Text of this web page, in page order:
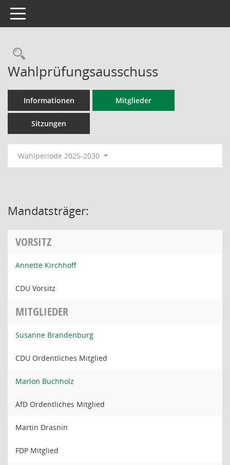
Toggle navigation
Rechercheauswahl
Wahlprüfungsausschuss
Informationen Mitglieder
Sitzungen
Wahlperiode 2025-2030
Mandatsträger:
VORSITZ
Annette Kirchhoff
CDU Vorsitz
MITGLIEDER
Susanne Brandenburg
CDU Ordentliches Mitglied
Marlon Buchholz
AfD Ordentliches Mitglied
Martin Drasnin
FDP Mitglied